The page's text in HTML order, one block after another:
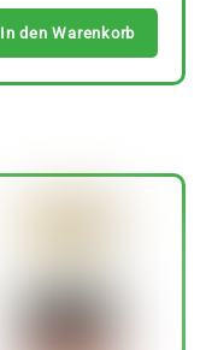
In den Warenkorb